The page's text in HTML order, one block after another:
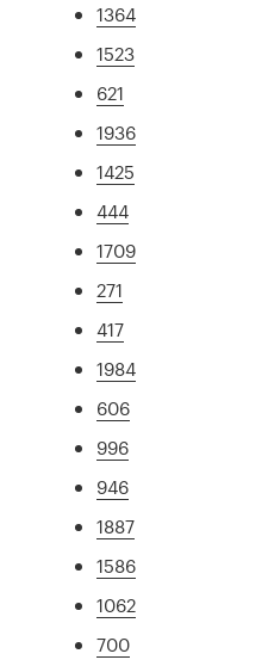
1364
1523
621
1936
1425
444
1709
271
417
1984
606
996
946
1887
1586
1062
700